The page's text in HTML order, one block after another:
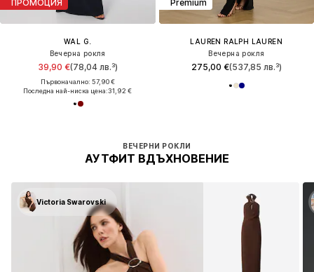
ПРОМОЦИЯ
WAL G.
Вечерна рокля
39,90 €(78,04 лв.³)
Първоначално: 57,90 €
Последна най-ниска цена:31,92 €
Premium
LAUREN RALPH LAUREN
Вечерна рокля
275,00 €(537,85 лв.³)
ВЕЧЕРНИ РОКЛИ
АУТФИТ ВДЪХНОВЕНИЕ
Victoria Swarovski